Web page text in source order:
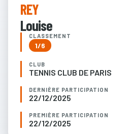
REY
Louise
CLASSEMENT
1/6
CLUB
TENNIS CLUB DE PARIS
DERNIÈRE PARTICIPATION
22/12/2025
PREMIÈRE PARTICIPATION
22/12/2025